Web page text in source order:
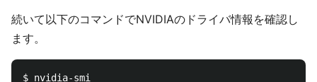
続いて以下のコマンドでNVIDIAのドライバ情報を確認し
ます。